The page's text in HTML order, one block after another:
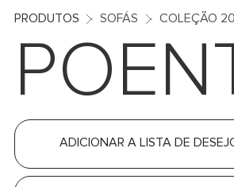
PRODUTOS SOFÁS COLEÇÃO
ADICIONAR A LISTA DE